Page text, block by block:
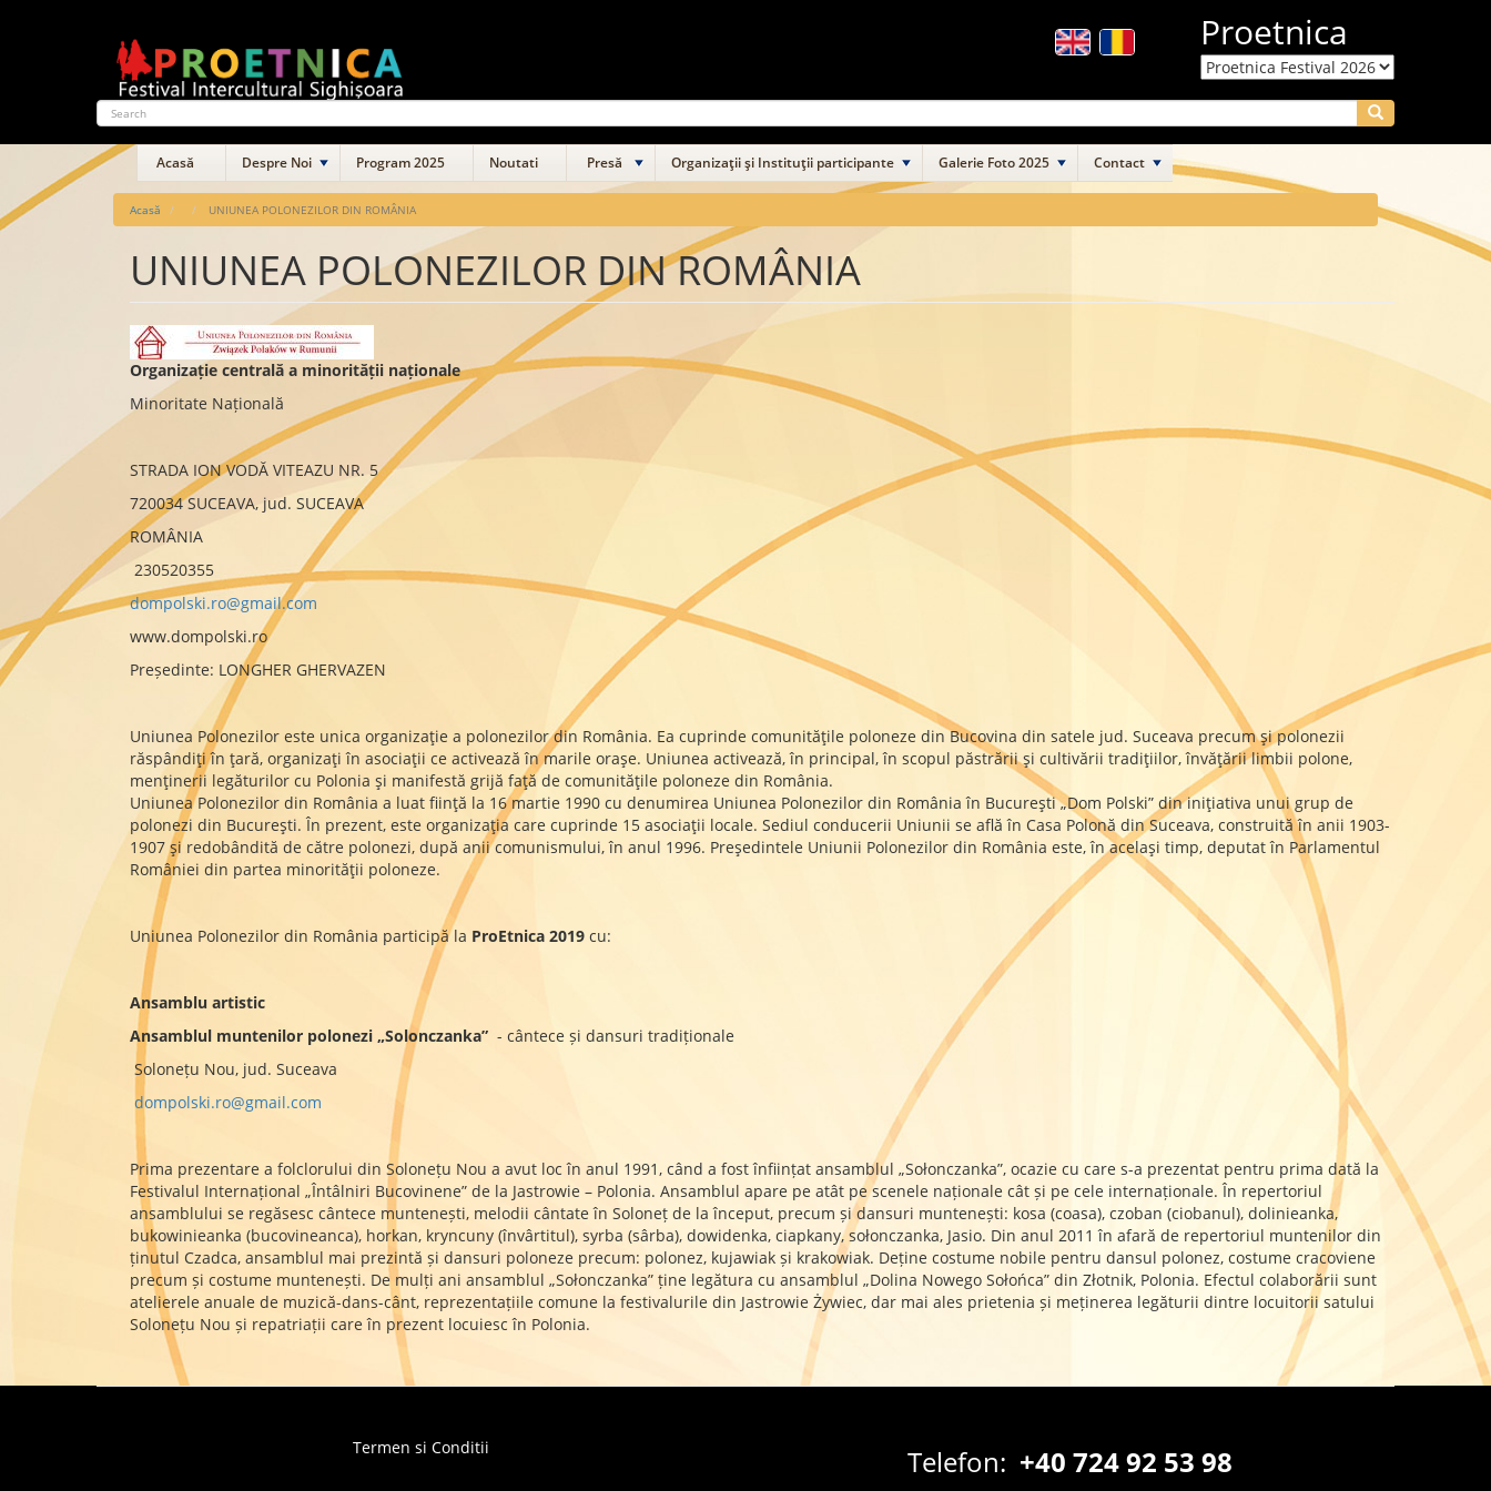
Search
Search
Proetnica
Main
navigation
Acasă Despre Noi Program 2025 Noutati Presă Organizații și Instituții participante Galerie Foto 2025 Contact
Acasă UNIUNEA POLONEZILOR DIN ROMÂNIA
UNIUNEA POLONEZILOR DIN ROMÂNIA
Organizație centrală a minorității naționale
Minoritate Națională
STRADA ION VODĂ VITEAZU NR. 5
720034 SUCEAVA, jud. SUCEAVA
ROMÂNIA
230520355
dompolski.ro@gmail.com
www.dompolski.ro
Președinte: LONGHER GHERVAZEN
Uniunea Polonezilor este unica organizaţie a polonezilor din România. Ea cuprinde comunităţile poloneze din Bucovina din satele jud. Suceava precum şi polonezii
răspândiţi în ţară, organizaţi în asociaţii ce activează în marile oraşe. Uniunea activează, în principal, în scopul păstrării şi cultivării tradiţiilor, învăţării limbii polone,
menţinerii legăturilor cu Polonia şi manifestă grijă faţă de comunităţile poloneze din România.
Uniunea Polonezilor din România a luat fiinţă la 16 martie 1990 cu denumirea Uniunea Polonezilor din România în Bucureşti „Dom Polski” din iniţiativa unui grup de
polonezi din Bucureşti. În prezent, este organizaţia care cuprinde 15 asociaţii locale. Sediul conducerii Uniunii se află în Casa Polonă din Suceava, construită în anii 1903-
1907 şi redobândită de către polonezi, după anii comunismului, în anul 1996. Preşedintele Uniunii Polonezilor din România este, în acelaşi timp, deputat în Parlamentul
României din partea minorităţii poloneze.
Uniunea Polonezilor din România participă la ProEtnica 2019 cu:
Ansamblu artistic
Ansamblul muntenilor polonezi „Solonczanka” - cântece și dansuri tradiționale
Solonețu Nou, jud. Suceava
dompolski.ro@gmail.com
Prima prezentare a folclorului din Solonețu Nou a avut loc în anul 1991, când a fost înființat ansamblul „Sołonczanka”, ocazie cu care s-a prezentat pentru prima dată la
Festivalul Internațional „Întâlniri Bucovinene” de la Jastrowie – Polonia. Ansamblul apare pe atât pe scenele naționale cât și pe cele internaționale. În repertoriul
ansamblului se regăsesc cântece muntenești, melodii cântate în Soloneț de la început, precum și dansuri muntenești: kosa (coasa), czoban (ciobanul), dolinieanka,
bukowinieanka (bucovineanca), horkan, kryncuny (învârtitul), syrba (sârba), dowidenka, ciapkany, sołonczanka, Jasio. Din anul 2011 în afară de repertoriul muntenilor din
ținutul Czadca, ansamblul mai prezintă și dansuri poloneze precum: polonez, kujawiak și krakowiak. Deține costume nobile pentru dansul polonez, costume cracoviene
precum și costume muntenești. De mulți ani ansamblul „Sołonczanka” ține legătura cu ansamblul „Dolina Nowego Sołońca” din Złotnik, Polonia. Efectul colaborării sunt
atelierele anuale de muzică-dans-cânt, reprezentațiile comune la festivalurile din Jastrowie Żywiec, dar mai ales prietenia și meținerea legăturii dintre locuitorii satului
Solonețu Nou și repatriații care în prezent locuiesc în Polonia.
Termen si Conditii Telefon: +40 724 92 53 98